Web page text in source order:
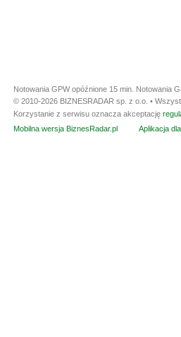
Notowania GPW opóźnione 15 min. Notowania
© 2010-2026 BIZNESRADAR sp. z o.o. •
Korzystanie z serwisu oznacza akceptację
Mobilna wersja BiznesRadar.pl
Aplikacja